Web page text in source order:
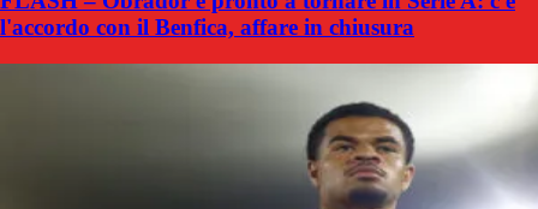
l'accordo con il Benfica, affare in chiusura